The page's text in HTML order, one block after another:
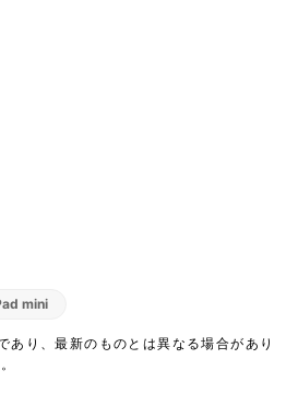
mini
あり、最新のものとは異なる場合があり